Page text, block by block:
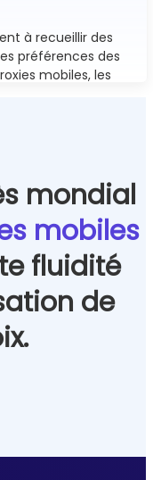
à recueillir des
préférences des
mobiles, les
mondial
mobiles
fluidité
de